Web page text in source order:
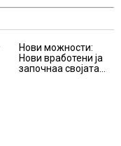
Нови можности:
Нови вработени ја
започнаа својата